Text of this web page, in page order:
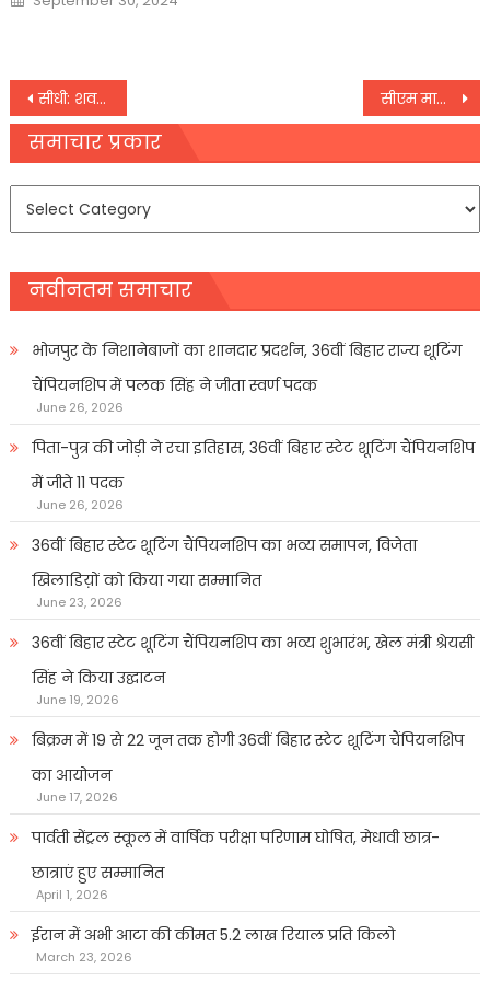
on
Post
navigation
सीधी: शव वाहन का इंतजाम नहीं करा सकी एमपी सरकार, ट्रैक्टर ट्रॉली से पहुंचाए गए सीएम मान ने पतरेवाला में 578 करोड़ की लागत वाले वाटर प्रोजेक्ट का किया उद्घाटन
समाचार प्रकार
समाचार
नवीनतम समाचार
भोजपुर के निशानेबाजों का शानदार प्रदर्शन, 36वीं बिहार राज्य शूटिंग
चैंपियनशिप में पलक सिंह ने जीता स्वर्ण पदक
June 26, 2026
पिता-पुत्र की जोड़ी ने रचा इतिहास, 36वीं बिहार स्टेट शूटिंग चैंपियनशिप
में जीते 11 पदक
June 26, 2026
36वीं बिहार स्टेट शूटिंग चैंपियनशिप का भव्य समापन, विजेता
खिलाडिय़ों को किया गया सम्मानित
June 23, 2026
36वीं बिहार स्टेट शूटिंग चैंपियनशिप का भव्य शुभारंभ, खेल मंत्री श्रेयसी
सिंह ने किया उद्घाटन
June 19, 2026
बिक्रम में 19 से 22 जून तक होगी 36वीं बिहार स्टेट शूटिंग चैंपियनशिप
का आयोजन
June 17, 2026
पार्वती सेंट्रल स्कूल में वार्षिक परीक्षा परिणाम घोषित, मेधावी छात्र-
छात्राएं हुए सम्मानित
April 1, 2026
ईरान में अभी आटा की कीमत 5.2 लाख रियाल प्रति किलो
March 23, 2026